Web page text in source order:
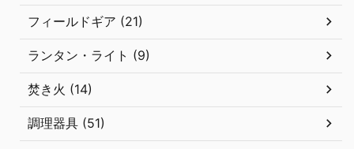
フィールドギア (21)
ランタン・ライト (9)
焚き火 (14)
調理器具 (51)